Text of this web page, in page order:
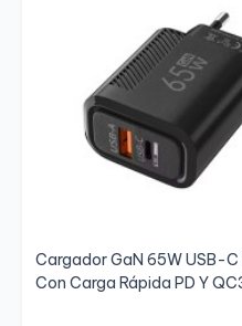
Cargador GaN 65W USB-
Con Carga Rápida PD Y